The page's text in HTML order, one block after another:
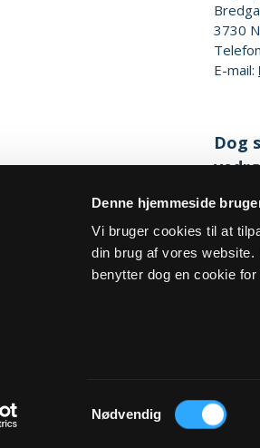
Denne hjemmeside
Vi bruger cookies til at
din brug af vores
benytter dog en cookie
Samtykkevalg
Nødvendig
3730
E-mail:
Dog